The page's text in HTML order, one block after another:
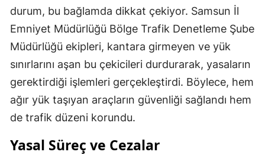
durum, bu bağlamda dikkat çekiyor. Samsun İl
Emniyet Müdürlüğü Bölge Trafik Denetleme Şube
Müdürlüğü ekipleri, kantara girmeyen ve yük
sınırlarını aşan bu çekicileri durdurarak, yasaların
gerektirdiği işlemleri gerçekleştirdi. Böylece, hem
ağır yük taşıyan araçların güvenliği sağlandı hem
de trafik düzeni korundu.
Yasal Süreç ve Cezalar